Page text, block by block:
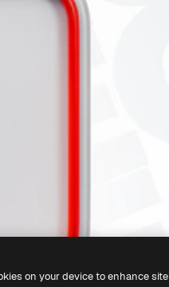
on your device to enhance site